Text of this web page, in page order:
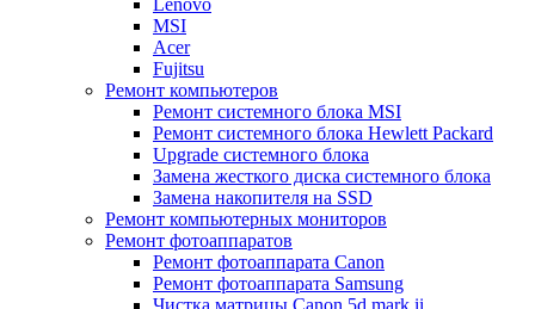
Lenovo
MSI
Acer
Fujitsu
Ремонт компьютеров
Ремонт системного блока MSI
Ремонт системного блока Hewlett Packard
Upgrade системного блока
Замена жесткого диска системного блока
Замена накопителя на SSD
Ремонт компьютерных мониторов
Ремонт фотоаппаратов
Ремонт фотоаппарата Canon
Ремонт фотоаппарата Samsung
Чистка матрицы Canon 5d mark ii